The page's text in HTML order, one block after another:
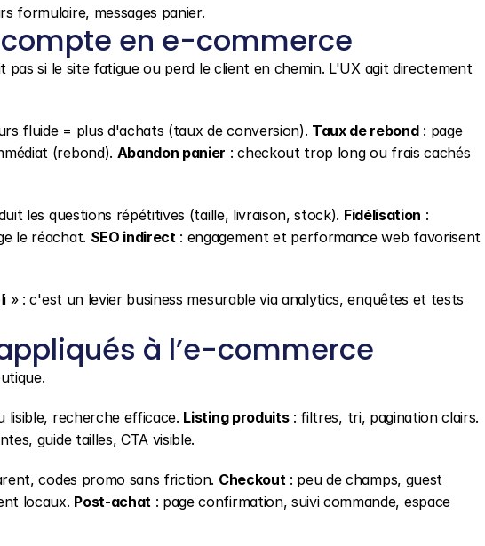
formulaire, messages panier.
compte en e-commerce
si le site fatigue ou perd le client en chemin. L'UX agit directement
fluide = plus d'achats (taux de conversion). Taux de rebond : page
(rebond). Abandon panier : checkout trop long ou frais cachés
les questions répétitives (taille, livraison, stock). Fidélisation :
le réachat. SEO indirect : engagement et performance web favorisent
» : c'est un levier business mesurable via analytics, enquêtes et tests
à l’e-commerce
lisible, recherche efficace. Listing produits
guide tailles, CTA visible.
codes promo sans friction. Checkout : peu de champs, guest
locaux. Post-achat : page confirmation, suivi commande, espace